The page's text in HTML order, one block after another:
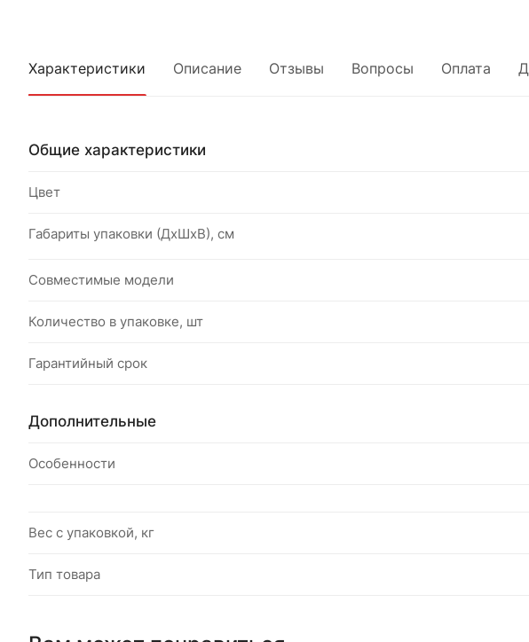
Характеристики Описание Отзывы Вопросы Оплата
Общие характеристики
Цвет
Габариты упаковки (ДхШхВ), см
Совместимые модели
Количество в упаковке, шт
Гарантийный срок
Дополнительные
Особенности
Вес с упаковкой, кг
Тип товара